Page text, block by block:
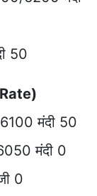
50
मंदी 50
मंदी 0
0